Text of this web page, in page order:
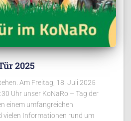
2025
Am Freitag, 18. Juli 2025
Uhr unser KoNaRo – Tag der
einem umfangreichen
vielen Informationen rund um